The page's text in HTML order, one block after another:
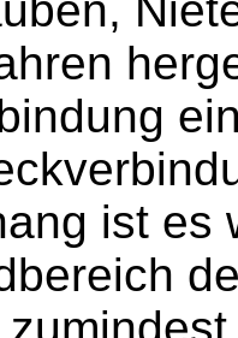
ist es